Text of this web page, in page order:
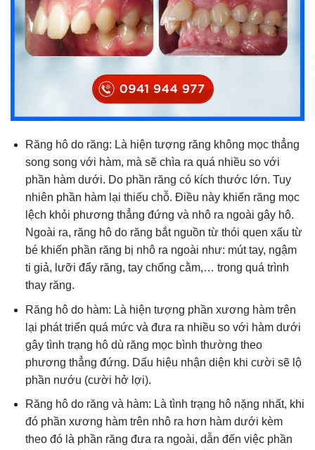
Răng hô do răng: Là hiện tượng răng không mọc thẳng
song song với hàm, mà sẽ chìa ra quá nhiều so với
phần hàm dưới. Do phần răng có kích thước lớn. Tuy
nhiên phần hàm lại thiếu chỗ. Điều này khiến răng mọc
lệch khỏi phương thẳng đứng và nhô ra ngoài gây hô.
Ngoài ra, răng hô do răng bắt nguồn từ thói quen xấu từ
bé khiến phần răng bị nhô ra ngoài như: mút tay, ngậm
ti giả, lưỡi đẩy răng, tay chống cằm,… trong quá trình
thay răng.
Răng hô do hàm: Là hiện tượng phần xương hàm trên
lại phát triển quá mức và đưa ra nhiều so với hàm dưới
gây tình trạng hô dù răng mọc bình thường theo
phương thẳng đứng. Dấu hiệu nhận diện khi cười sẽ lộ
phần nướu (cười hở lợi).
Răng hô do răng và hàm: Là tình trạng hô nặng nhất, khi
đó phần xương hàm trên nhô ra hơn hàm dưới kèm
theo đó là phần răng đưa ra ngoài, dẫn đến việc phần